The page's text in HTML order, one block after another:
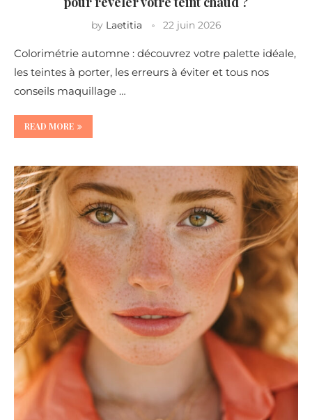
by Laetitia 22 juin 2026
Colorimétrie automne : découvrez votre palette idéale,
les teintes à porter, les erreurs à éviter et tous nos
conseils maquillage …
READ MORE